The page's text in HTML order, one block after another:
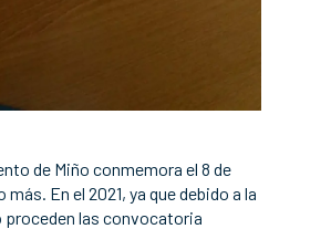
de Miño conmemora el 8 de
más. En el 2021, ya que debido a la
proceden las convocatoria